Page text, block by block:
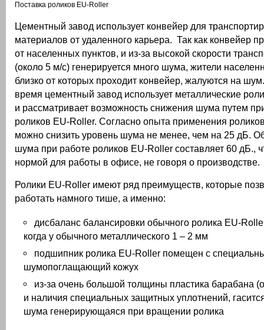
Поставка роликов EU-Roller
Цементный завод использует конвейер для
материалов от удаленного карьера. Так как конвейер
от населенных пунктов, и из-за высокой скорости
(около 5 м/с) генерируется много шума, жители
близко от которых проходит конвейер, жалуются на
время цементный завод использует металлические
и рассматривает возможность снижения шума путем
роликов EU-Roller. Согласно опыта применения
можно снизить уровень шума не менее, чем на 25 дБ.
шума при работе роликов EU-Roller составляет 60 дБ.,
нормой для работы в офисе, не говоря о производстве.
Ролики EU-Roller имеют ряд преимуществ, которые
работать намного тише, а именно:
дисбаланс балансировки обычного ролика EU-
когда у обычного металлического 1 – 2 мм
подшипник ролика EU-Roller помещен с
шумопоглащающий кожух
из-за очень большой толщины пластика барабана
и наличия специальных защитных уплотнений,
шума генерирующаяся при вращении ролика